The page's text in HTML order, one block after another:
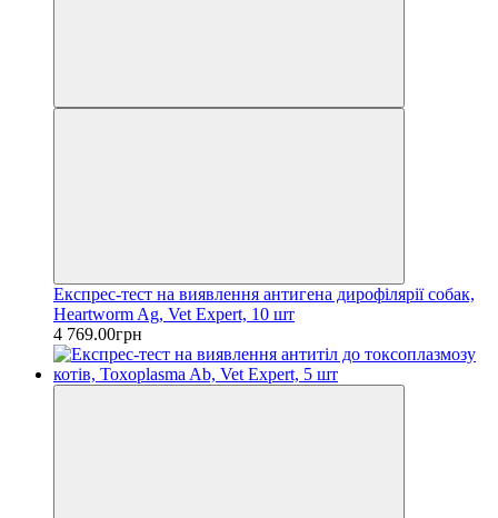
Експрес-тест на виявлення антигена дирофілярії собак,
Heartworm Ag, Vet Expert, 10 шт
4 769.00грн